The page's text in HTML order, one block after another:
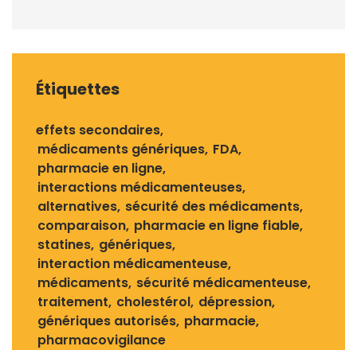
Étiquettes
effets secondaires
médicaments génériques FDA
pharmacie en ligne
interactions médicamenteuses
alternatives sécurité des médicaments
comparaison pharmacie en ligne fiable
statines génériques
interaction médicamenteuse
médicaments sécurité médicamenteuse
traitement cholestérol dépression
génériques autorisés pharmacie
pharmacovigilance